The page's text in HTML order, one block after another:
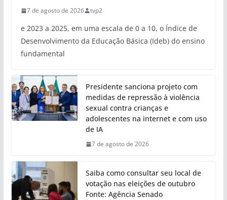
7 de agosto de 2026 tvp2
e 2023 a 2025, em uma escala de 0 a 10, o Índice de
Desenvolvimento da Educação Básica (Ideb) do ensino
fundamental
Presidente sanciona projeto com
medidas de repressão à violência
sexual contra crianças e
adolescentes na internet e com uso
de IA
7 de agosto de 2026
Saiba como consultar seu local de
votação nas eleições de outubro
Fonte: Agência Senado